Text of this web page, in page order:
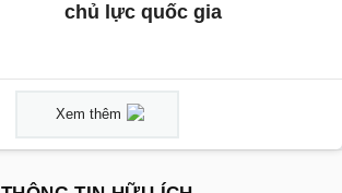
chủ lực quốc gia
Xem thêm